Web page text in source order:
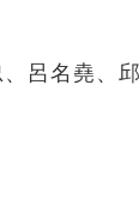
呂名堯、